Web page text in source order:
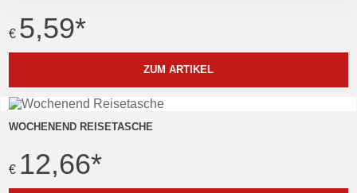
€ 5,59*
ZUM ARTIKEL
WOCHENEND REISETASCHE
€ 12,66*